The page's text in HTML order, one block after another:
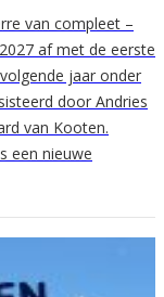
van compleet –
af met de eerste
jaar onder
door Andries
van Kooten.
een nieuwe